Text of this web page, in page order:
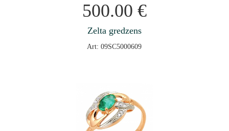
500.00 €
Zelta gredzens
Art: 09SC5000609